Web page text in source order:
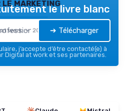
le marketing
work — 2026
le livre blanc
➔ Télécharger
j’accepte d’être contacté(e) à
Digital at work et ses partenaires.